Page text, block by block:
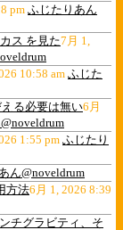
pm ふじたりあん
ス を見た7月 1,
10:58 am ふじた
る必要は無い6月
1:55 pm ふじたり
ん@noveldrum
方法6月 1, 2026 8:39
チグラビティ、そ